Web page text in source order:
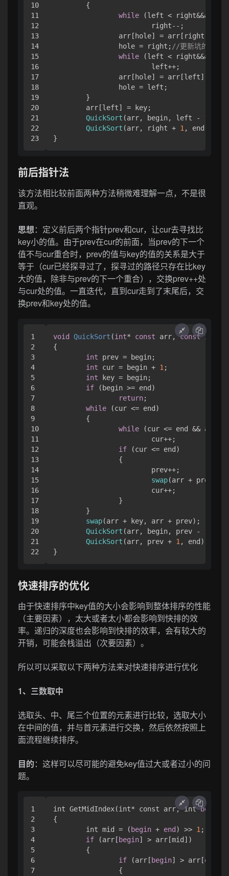
10
11
12
13
14
15
16
17
18
19
20
21
22
while (left <
		arr[hole] = arr[right];
		hole = right;
//更新坑的位置
while (left <
QuickSort (arr, begin, left - 1
QuickSort (arr, right + 1, end);
}
前后指针法
该方法相比较前面两种方法稍微难理解一点，不是很
直观。
思想：定义前后两个指针prev和cur，让cur去寻找比
key小的值。由于prev在cur的前面，当prev的下一个
值不与cur重合时，prev的值与key的值的关系是大于
等于（cur已经探寻过了，探寻过的路径只存在比key
大的值，除非与prev的下一个重合），交换prev++处
与cur处的值。一直迭代，直到cur走到了末尾后，交
换prev和key处的值。
1
2
3
4
5
6
7
8
9
10
11
12
13
14
15
16
17
18
19
20
21
void QuickSort (int* const arr, const int
{
int prev = begin;
int cur = begin + 1 ;
int key = begin;
if (begin >= end)
return;
while (cur <= end)
while (cur <= end &&
if (cur <= end)
swap(arr + prev,
swap(arr + key, arr + prev);
QuickSort (arr, begin, prev - 1
QuickSort (arr, prev + 1 , end);
}
快速排序的优化
由于快速排序中key值的大小会影响到整体排序的性能
（主要因素），太大或者太小都会影响到快排的效
率。递归的深度也会影响到快排的效率，会有较大的
开销，可能会栈溢出（次要因素）。
所以可以采取以下两种方法来对快速排序进行优化
1、三数取中
选取头、中、尾三个位置的元素进行比较，选取大小
在中间的值，并与首元素进行交换，然后依然按照上
面流程继续排序。
目的：这样可以尽可能的避免key值过大或者过小的问
题。
1
2
3
4
5
6
7
int GetMidIndex(int* const arr, int begin
{
	int mid = (
begin + end ) >> 1;
if (arr[ begin] > arr[mid])
if (arr[ begin] > arr[end